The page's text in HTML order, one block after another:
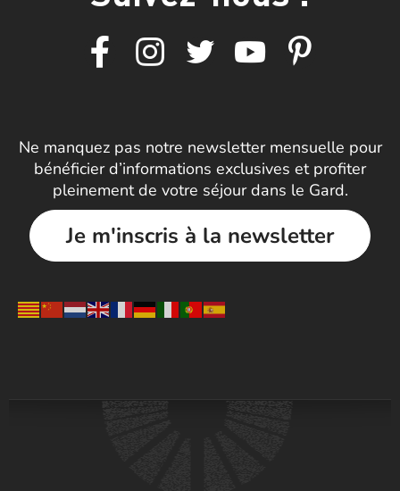
Ne manquez pas notre newsletter mensuelle pour
bénéficier d’informations exclusives et profiter
pleinement de votre séjour dans le Gard.
Je m'inscris à la newsletter